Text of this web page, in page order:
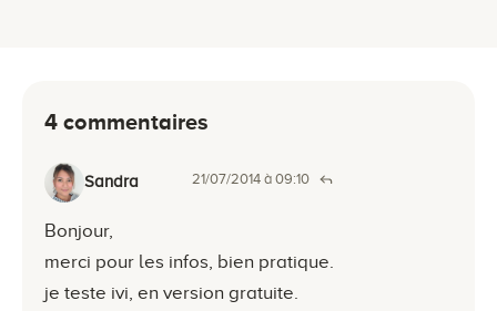
4 commentaires
Sandra 21/07/2014 à 09:10
Bonjour,
merci pour les infos, bien pratique.
je teste ivi, en version gratuite.